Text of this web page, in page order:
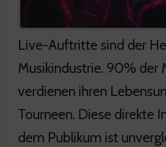
Live-Auftritte sind der
Musikindustrie. 90% der
verdienen ihren
Tourneen. Diese direkte
dem Publikum ist